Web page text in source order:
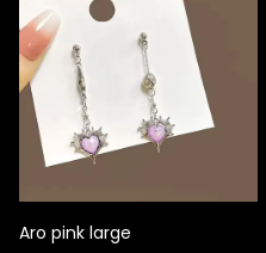
Aro pink large